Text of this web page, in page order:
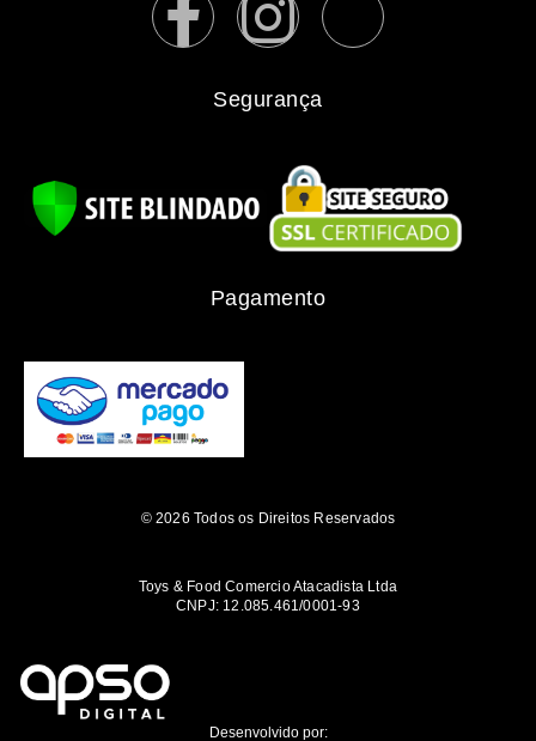
Segurança
Pagamento
© 2026 Todos os Direitos Reservados
Toys & Food Comercio Atacadista Ltda
CNPJ: 12.085.461/0001-93
Desenvolvido por: